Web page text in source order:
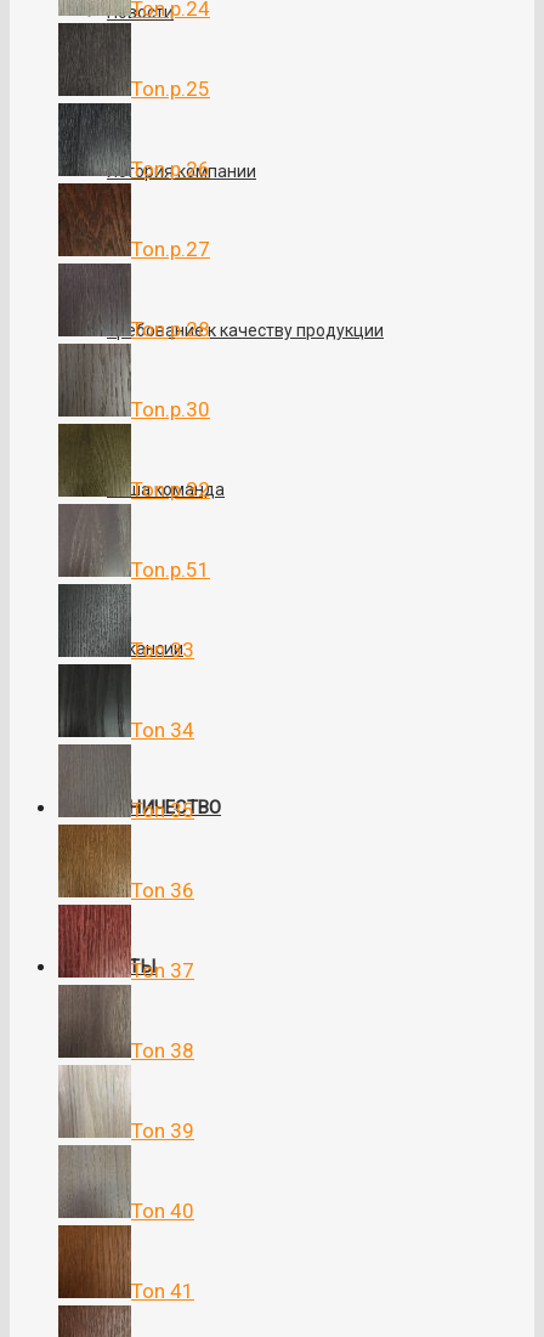
Новости
История компании
Требование к качеству продукции
Наша команда
Вакансии
СОТРУДНИЧЕСТВО
КОНТАКТЫ
Ton.p.24
Ton.p.25
Ton.p.26
Ton.p.27
Ton.p.28
Ton.p.30
Ton.p.32
Ton.p.51
Ton 33
Ton 34
Ton 35
Ton 36
Ton 37
Ton 38
Ton 39
Ton 40
Ton 41